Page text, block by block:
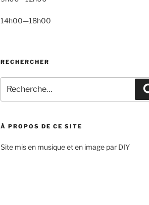
14h00—18h00
RECHERCHER
pour
:
À PROPOS DE CE SITE
Site mis en musique et en image par DIY